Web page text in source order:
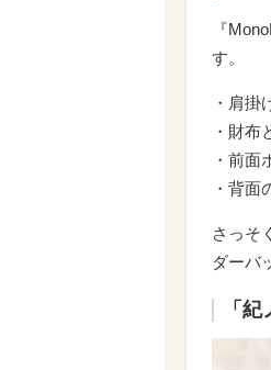
『
す。
・肩掛
・財布
・前面
・背面
さっそ
ダーバ
「